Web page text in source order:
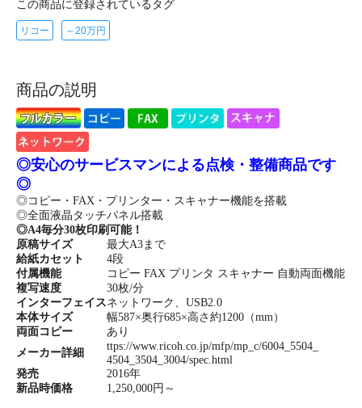
この商品に登録されているタグ
リコー ～20万円
商品の説明
◎安心のサービスマンによる点検・整備商品です
◎
◎コピー・FAX・プリンター・スキャナー機能を搭載
◎全面液晶タッチパネル搭載
◎A4毎分30枚印刷可能！
原稿サイズ
最大A3まで
給紙カセット
4段
付属機能
コピー FAX プリンタ スキャナー 自動両面機能
複写速度
30枚/分
インターフェイスネットワーク、USB2.0
本体サイズ
幅587×奥行685×高さ約1200（mm）
両面コピー
あり
メーカー詳細
ttps://www.ricoh.co.jp/mfp/mp_c/6004_5504_
4504_3504_3004/spec.html
発売
2016年
新品時価格
1,250,000円～